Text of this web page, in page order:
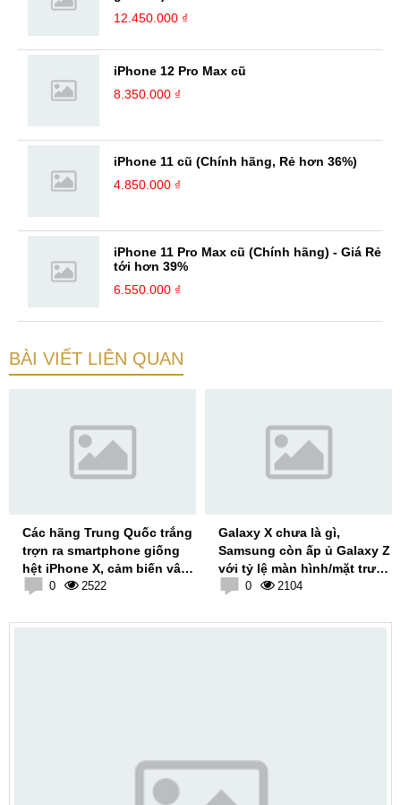
12.450.000 ₫
iPhone 12 Pro Max cũ
8.350.000 ₫
iPhone 11 cũ (Chính hãng, Rẻ hơn 36%)
4.850.000 ₫
iPhone 11 Pro Max cũ (Chính hãng) - Giá Rẻ
tới hơn 39%
6.550.000 ₫
BÀI VIẾT LIÊN QUAN
Các hãng Trung Quốc trắng
trợn ra smartphone giống
hệt iPhone X, cảm biến vân
tay đặt phía sau, thậm chí
0 2522
Galaxy X chưa là gì,
Samsung còn ấp ủ Galaxy Z
với tỷ lệ màn hình/mặt trước
đạt 100%, hoàn toàn không
0 2104